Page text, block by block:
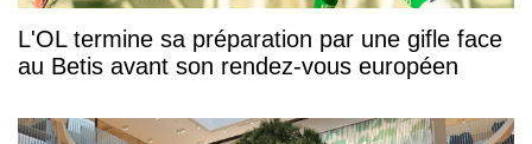
L'OL termine sa préparation par une gifle face
au Betis avant son rendez-vous européen